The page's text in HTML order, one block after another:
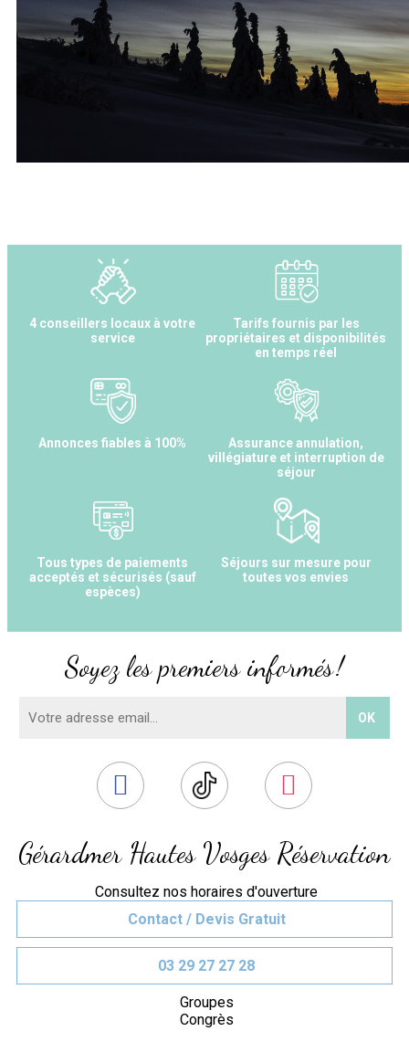
4 conseillers locaux à votre
service
Tarifs fournis par les
propriétaires et disponibilités
en temps réel
Annonces fiables à 100%
Assurance annulation,
villégiature et interruption de
séjour
Tous types de paiements
acceptés et sécurisés (sauf
espèces)
Séjours sur mesure pour
toutes vos envies
Gérardmer Hautes Vosges Réservation
Consultez nos horaires d'ouverture
Contact / Devis Gratuit
03 29 27 27 28
Groupes
Congrès
Soyez les premiers informés !